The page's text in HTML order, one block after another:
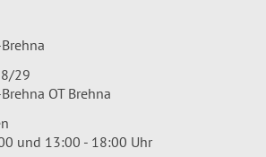
29
OT Brehna
und 13:00 - 18:00 Uhr